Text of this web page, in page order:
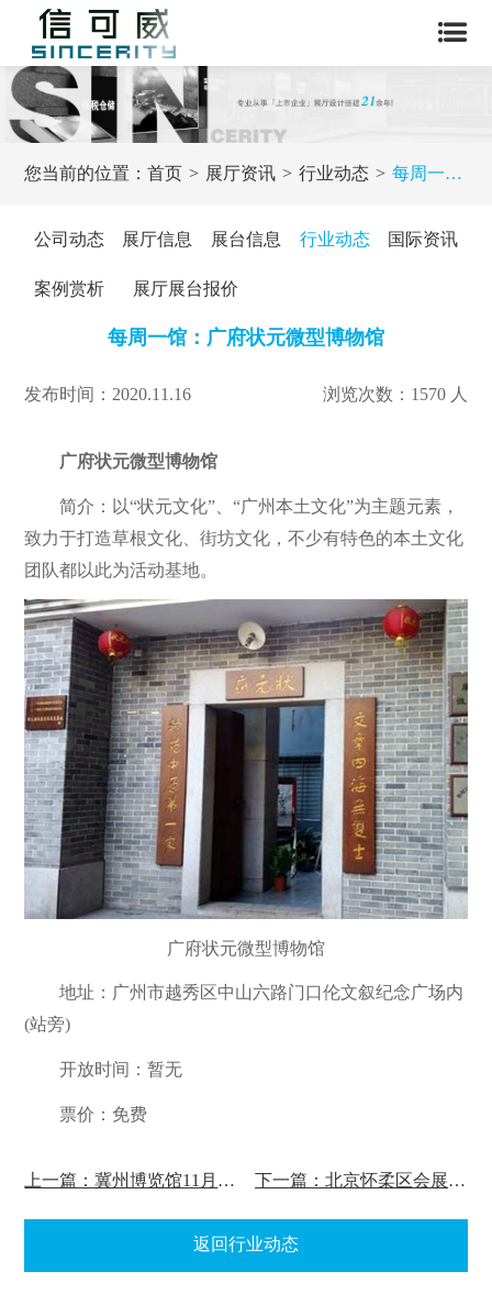
您当前的位置：首页 展厅资讯 行业动态 每周一馆：广府状元微型博物馆
公司动态 展厅信息 展台信息 行业动态 国际资讯
案例赏析 展厅展台报价
每周一馆：广府状元微型博物馆
发布时间：2020.11.16 浏览次数：1570 人
广府状元微型博物馆
简介：以“状元文化”、“广州本土文化”为主题元素，
致力于打造草根文化、街坊文化，不少有特色的本土文化
团队都以此为活动基地。
广府状元微型博物馆
地址：广州市越秀区中山六路门口伦文叙纪念广场内
(站旁)
开放时间：暂无
票价：免费
上一篇：冀州博览馆11月16日开馆! 下一篇：北京怀柔区会展场馆、景区民宿“VR展厅”已上线!
返回行业动态